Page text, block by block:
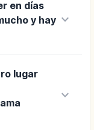
en días
y hay keyboard_arrow_down
lugar
keyboard_arrow_down